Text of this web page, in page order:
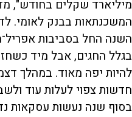
מיליארד שקלים בחודש",
המשכנתאות בבנק לאומי.
השנה החל בסביבות
בגלל החגים, אבל מיד
להיות יפה מאוד. במהלך
חדשות צפוי לעלות עוד
בסוף שנה נעשות עסקאות